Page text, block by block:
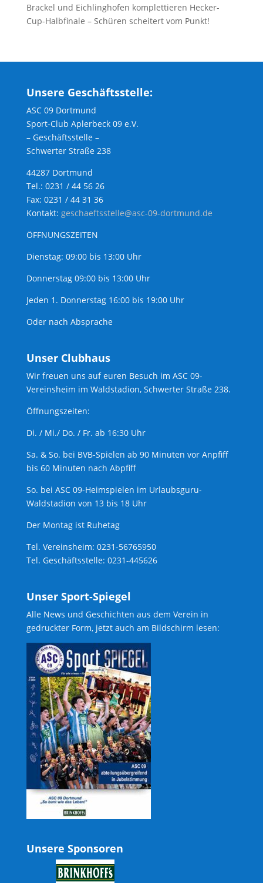
Brackel und Eichlinghofen komplettieren Hecker-
Cup-Halbfinale – Schüren scheitert vom Punkt!
Unsere Geschäftsstelle:
ASC 09 Dortmund
Sport-Club Aplerbeck 09 e.V.
– Geschäftsstelle –
Schwerter Straße 238
44287 Dortmund
Tel.: 0231 / 44 56 26
Fax: 0231 / 44 31 36
Kontakt: geschaeftsstelle@asc-09-dortmund.de
ÖFFNUNGSZEITEN
Dienstag: 09:00 bis 13:00 Uhr
Donnerstag 09:00 bis 13:00 Uhr
Jeden 1. Donnerstag 16:00 bis 19:00 Uhr
Oder nach Absprache
Unser Clubhaus
Wir freuen uns auf euren Besuch im ASC 09-
Vereinsheim im Waldstadion, Schwerter Straße 238.
Öffnungszeiten:
Di. / Mi./ Do. / Fr. ab 16:30 Uhr
Sa. & So. bei BVB-Spielen ab 90 Minuten vor Anpfiff
bis 60 Minuten nach Abpfiff
So. bei ASC 09-Heimspielen im Urlaubsguru-
Waldstadion von 13 bis 18 Uhr
Der Montag ist Ruhetag
Tel. Vereinsheim: 0231-56765950
Tel. Geschäftsstelle: 0231-445626
Unser Sport-Spiegel
Alle News und Geschichten aus dem Verein in
gedruckter Form, jetzt auch am Bildschirm lesen:
Unsere Sponsoren